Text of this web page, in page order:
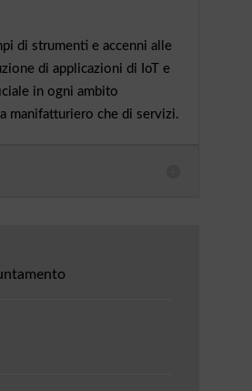
di strumenti e accenni alle
di applicazioni di IoT e
in ogni ambito
manifatturiero che di servizi.